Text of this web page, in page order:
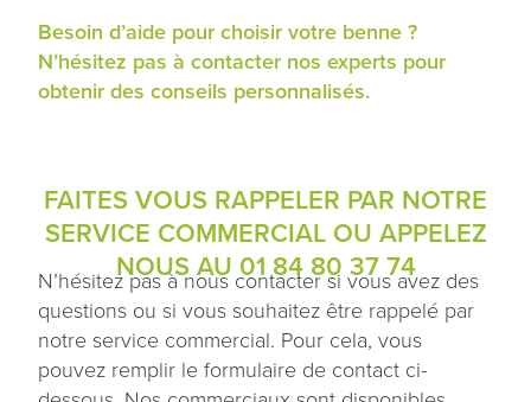
Besoin d’aide pour choisir votre benne ?
N’hésitez pas à contacter nos experts pour
obtenir des conseils personnalisés.
FAITES VOUS RAPPELER PAR NOTRE
SERVICE COMMERCIAL OU APPELEZ
NOUS AU 01 84 80 37 74
N’hésitez pas à nous contacter si vous avez des
questions ou si vous souhaitez être rappelé par
notre service commercial. Pour cela, vous
pouvez remplir le formulaire de contact ci-